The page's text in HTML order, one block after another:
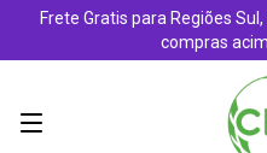
Frete Gratis para Regiões
compras